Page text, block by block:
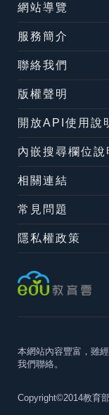
網站導覽
服務簡介
聯絡我們
版權聲明
開放API使用說
內嵌搜尋欄位說
相關連結
常見問題
隱私權政策
本網站內容豐富，雖
我們聯絡。
Copyright©2014教育